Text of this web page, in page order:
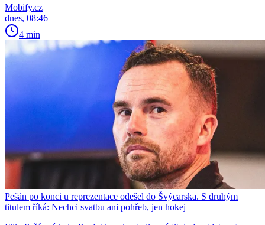
Mobify.cz
dnes, 08:46
4 min
Pešán po konci u reprezentace odešel do Švýcarska. S druhým
titulem říká: Nechci svatbu ani pohřeb, jen hokej